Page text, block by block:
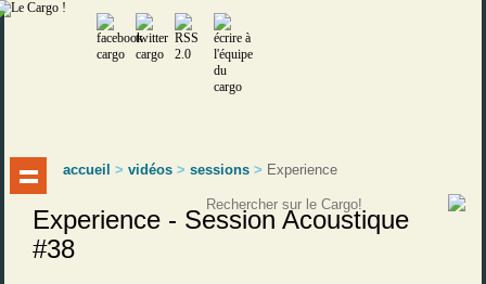
accueil >vidéos >sessions > Experience
Experience - Session Acoustique
#38